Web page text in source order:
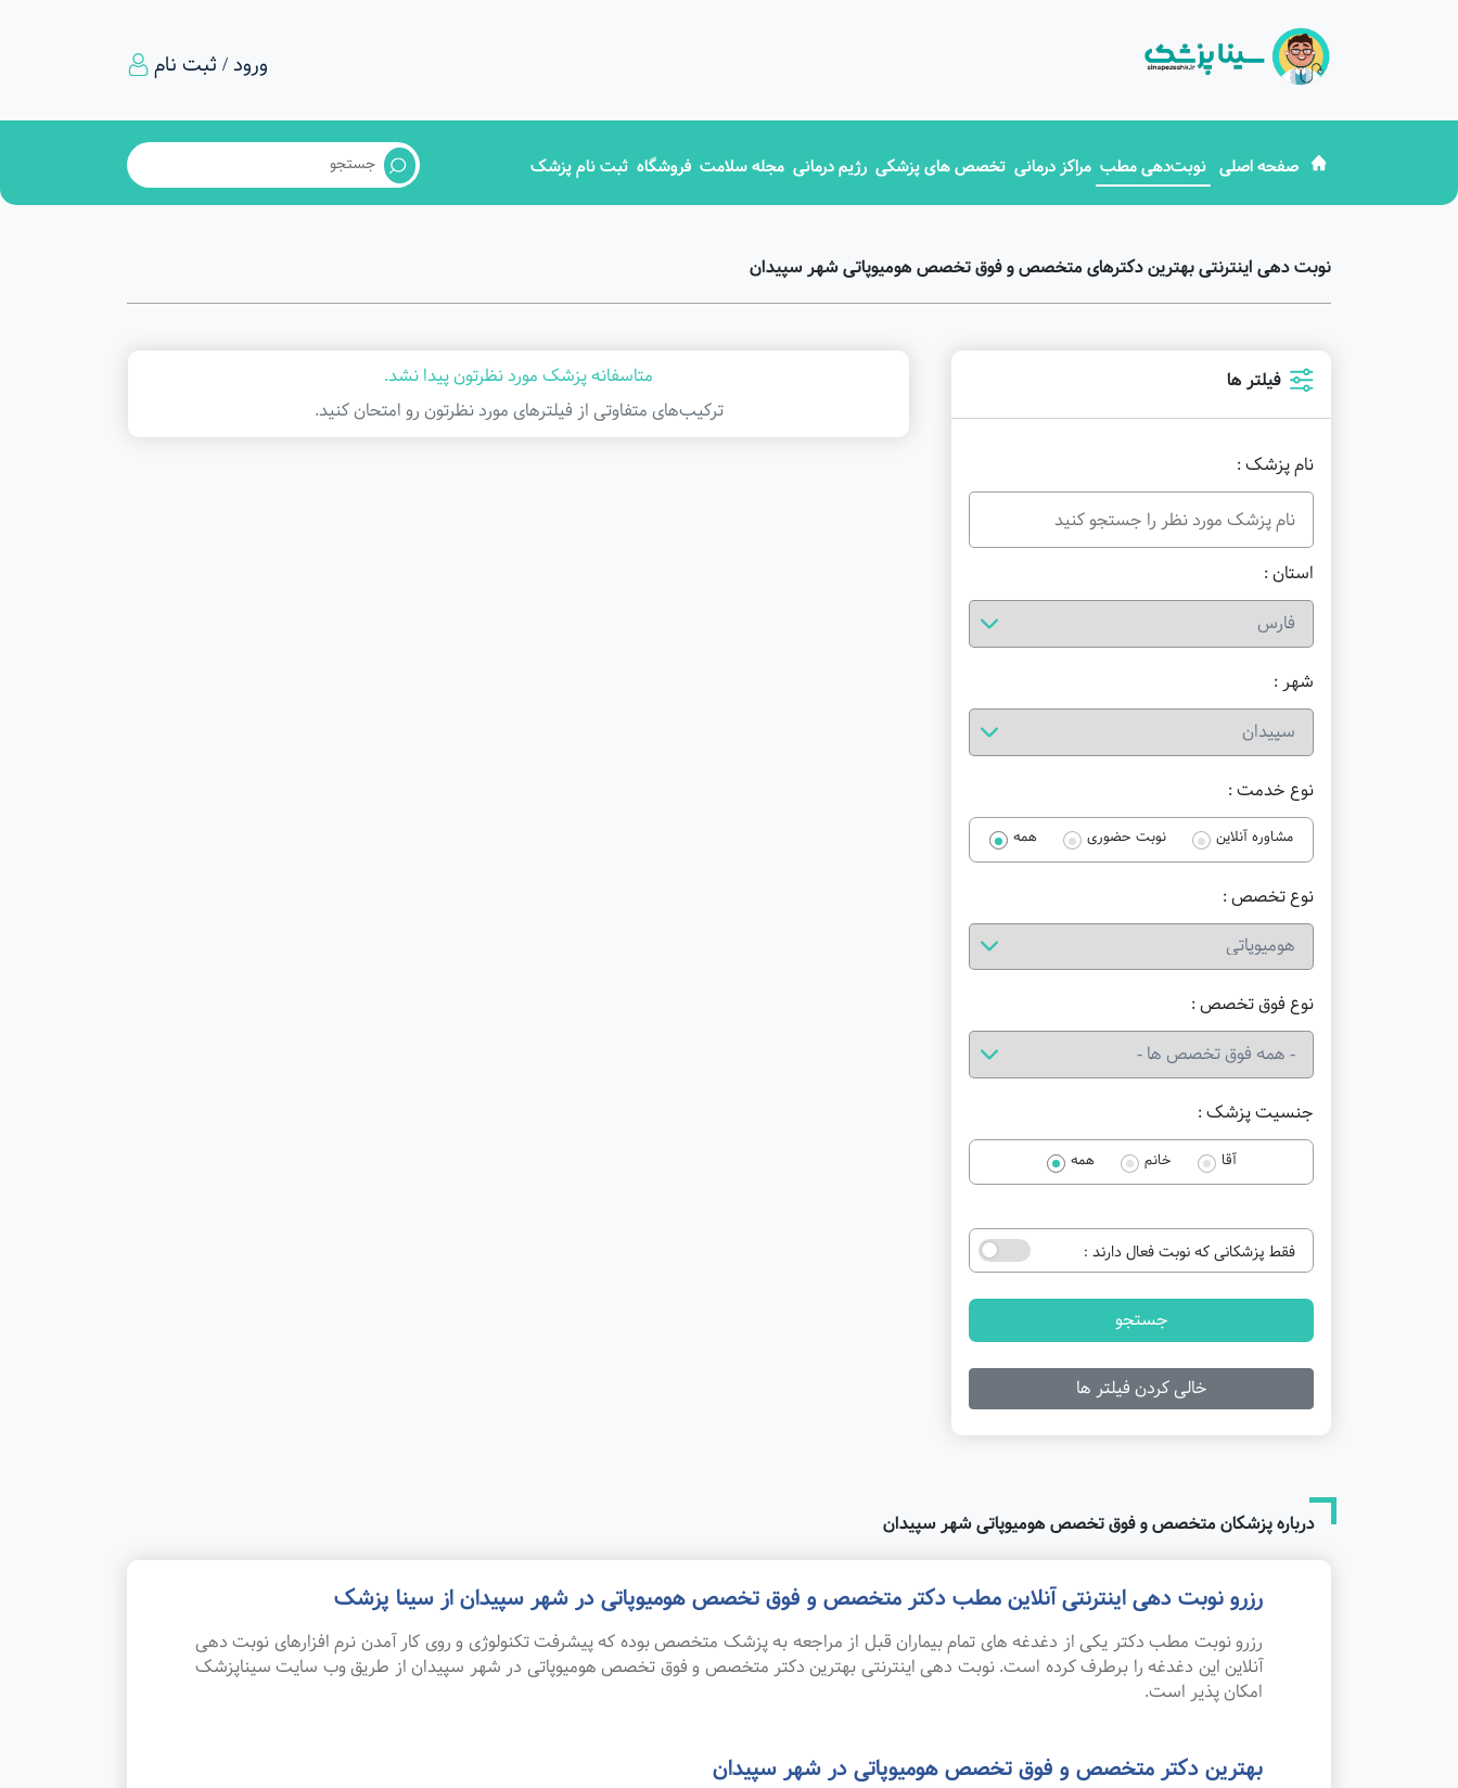
ورود / ثبت نام
صفحه اصلی نوبت‌دهی مطب مراکز درمانی تخصص های پزشکی رژیم درمانی مجله سلامت فروشگاه ثبت نام پزشک
نوبت دهی اینترنتی بهترین دکترهای متخصص و فوق تخصص هومیوپاتی شهر سپیدان
فیلتر ها
نام پزشک :
استان :
شهر :
نوع خدمت :
مشاوره آنلاین نوبت حضوری همه
نوع تخصص :
نوع فوق تخصص :
جنسیت پزشک :
آقا خانم همه
فقط پزشکانی که نوبت فعال دارند :
جستجو
خالی کردن فیلتر ها
متاسفانه پزشک مورد نظرتون پیدا نشد.
ترکیب‌های متفاوتی از فیلتر‌های مورد نظرتون رو امتحان کنید.
درباره پزشکان متخصص و فوق تخصص هومیوپاتی شهر سپیدان
رزرو نوبت دهی اینترنتی آنلاین مطب دکتر متخصص و فوق تخصص هومیوپاتی در شهر سپیدان از سینا پزشک
رزرو نوبت مطب دکتر یکی از دغدغه های تمام بیماران قبل از مراجعه به پزشک متخصص بوده که پیشرفت تکنولوژی و روی کار آمدن نرم افزارهای نوبت دهی
آنلاین این دغدغه را برطرف کرده است. نوبت دهی اینترنتی بهترین دکتر متخصص و فوق تخصص هومیوپاتی در شهر سپیدان از طریق وب سایت سیناپزشک
امکان پذیر است.
بهترین دکتر متخصص و فوق تخصص هومیوپاتی در شهر سپیدان